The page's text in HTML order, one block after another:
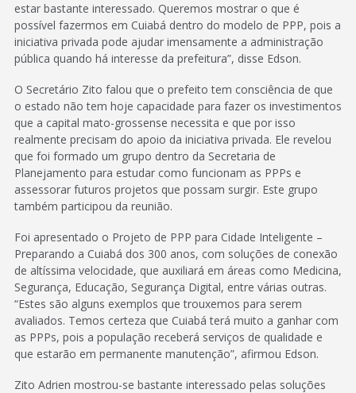
estar bastante interessado. Queremos mostrar o que é
possível fazermos em Cuiabá dentro do modelo de PPP, pois a
iniciativa privada pode ajudar imensamente a administração
pública quando há interesse da prefeitura”, disse Edson.
O Secretário Zito falou que o prefeito tem consciência de que
o estado não tem hoje capacidade para fazer os investimentos
que a capital mato-grossense necessita e que por isso
realmente precisam do apoio da iniciativa privada. Ele revelou
que foi formado um grupo dentro da Secretaria de
Planejamento para estudar como funcionam as PPPs e
assessorar futuros projetos que possam surgir. Este grupo
também participou da reunião.
Foi apresentado o Projeto de PPP para Cidade Inteligente –
Preparando a Cuiabá dos 300 anos, com soluções de conexão
de altíssima velocidade, que auxiliará em áreas como Medicina,
Segurança, Educação, Segurança Digital, entre várias outras.
“Estes são alguns exemplos que trouxemos para serem
avaliados. Temos certeza que Cuiabá terá muito a ganhar com
as PPPs, pois a população receberá serviços de qualidade e
que estarão em permanente manutenção”, afirmou Edson.
Zito Adrien mostrou-se bastante interessado pelas soluções